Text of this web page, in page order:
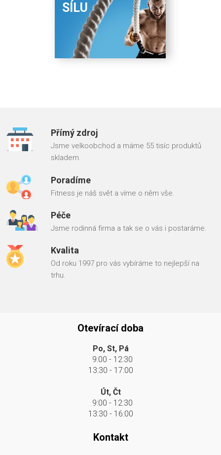
SÍLU
Přímý zdroj
Jsme velkoobchod a máme 55 tisíc produktů
skladem.
Poradíme
Fitness je náš svět a víme o něm vše.
Péče
Jsme rodinná firma a tak se o vás i postaráme.
Kvalita
Od roku 1997 pro vás vybíráme to nejlepší na
trhu.
Otevírací doba
Po, St, Pá
9:00 - 12:30
13:30 - 17:00
Út, Čt
9:00 - 12:30
13:30 - 16:00
Kontakt